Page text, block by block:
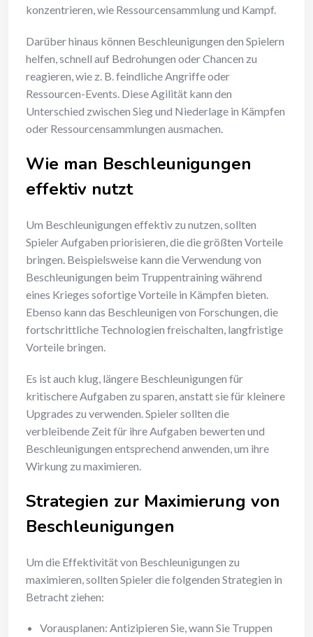
konzentrieren, wie Ressourcensammlung und Kampf.
Darüber hinaus können Beschleunigungen den Spielern
helfen, schnell auf Bedrohungen oder Chancen zu
reagieren, wie z. B. feindliche Angriffe oder
Ressourcen-Events. Diese Agilität kann den
Unterschied zwischen Sieg und Niederlage in Kämpfen
oder Ressourcensammlungen ausmachen.
Wie man Beschleunigungen
effektiv nutzt
Um Beschleunigungen effektiv zu nutzen, sollten
Spieler Aufgaben priorisieren, die die größten Vorteile
bringen. Beispielsweise kann die Verwendung von
Beschleunigungen beim Truppentraining während
eines Krieges sofortige Vorteile in Kämpfen bieten.
Ebenso kann das Beschleunigen von Forschungen, die
fortschrittliche Technologien freischalten, langfristige
Vorteile bringen.
Es ist auch klug, längere Beschleunigungen für
kritischere Aufgaben zu sparen, anstatt sie für kleinere
Upgrades zu verwenden. Spieler sollten die
verbleibende Zeit für ihre Aufgaben bewerten und
Beschleunigungen entsprechend anwenden, um ihre
Wirkung zu maximieren.
Strategien zur Maximierung von
Beschleunigungen
Um die Effektivität von Beschleunigungen zu
maximieren, sollten Spieler die folgenden Strategien in
Betracht ziehen:
Vorausplanen: Antizipieren Sie, wann Sie Truppen